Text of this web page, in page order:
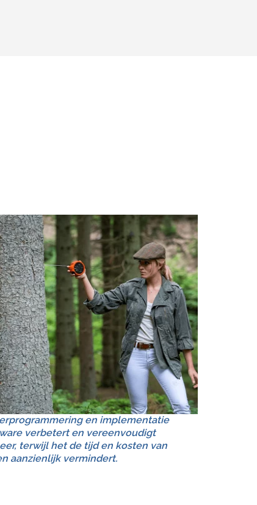
en implementatie
verbetert en vereenvoudigt
terwijl het de tijd en kosten van
aanzienlijk vermindert.